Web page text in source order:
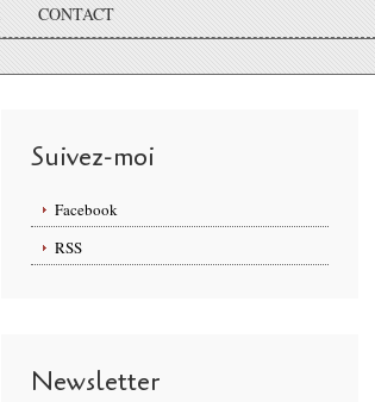
CONTACT
Suivez-moi
Facebook
RSS
Newsletter